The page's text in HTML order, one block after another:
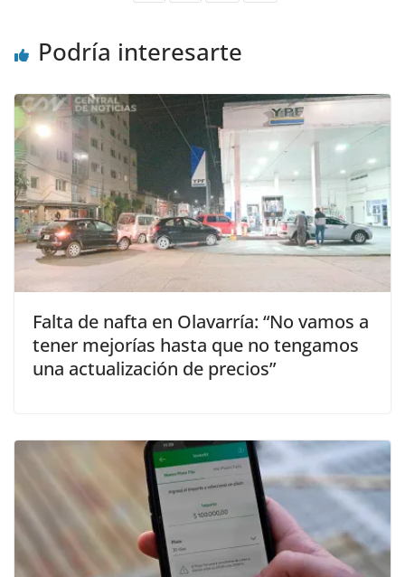
Podría interesarte
Falta de nafta en Olavarría: “No vamos a
tener mejorías hasta que no tengamos
una actualización de precios”